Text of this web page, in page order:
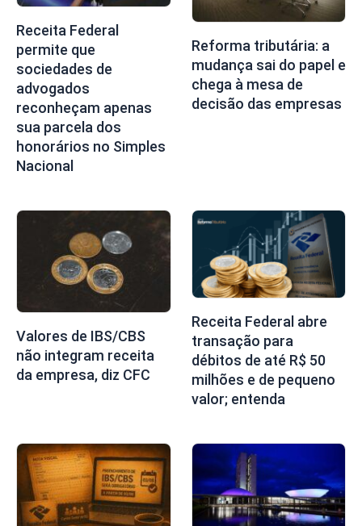
Receita Federal
permite que
sociedades de
advogados
reconheçam apenas
sua parcela dos
honorários no Simples
Nacional
Reforma tributária: a
mudança sai do papel e
chega à mesa de
decisão das empresas
Valores de IBS/CBS
não integram receita
da empresa, diz CFC
Receita Federal abre
transação para
débitos de até R$ 50
milhões e de pequeno
valor; entenda